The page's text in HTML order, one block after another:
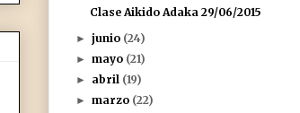
Clase Aikido Adaka 29/06/2015
►junio (24)
►mayo (21)
► abril (19)
►marzo (22)